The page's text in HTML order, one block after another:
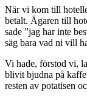
När vi kom till
betalt. Ägaren till
sade ”jag har inte
säg bara vad ni vill
Vi hade, förstod vi,
blivit bjudna på
resten av potatisen